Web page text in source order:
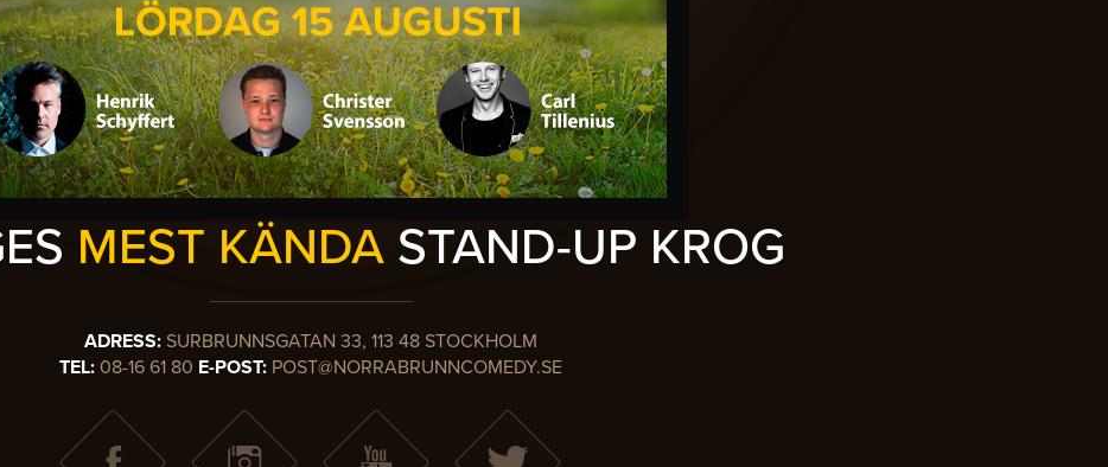
MEST KÄNDA STAND-UP KROG
ADRESS: SURBRUNNSGATAN 33, 113 48 STOCKHOLM
TEL: 08-16 61 80 E-POST: POST@NORRABRUNNCOMEDY.SE